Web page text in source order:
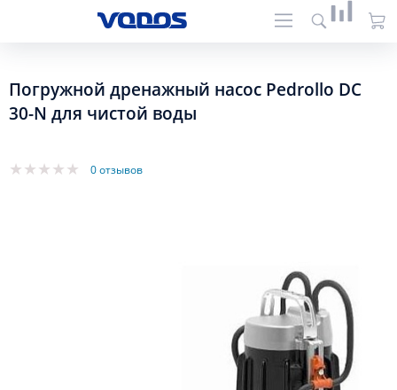
Погружной дренажный насос Pedrollo DC
30-N для чистой воды
0 отзывов